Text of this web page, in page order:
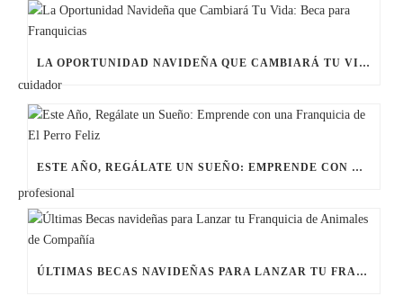
LA OPORTUNIDAD NAVIDEÑA QUE CAMBIARÁ TU VIDA: BECA PARA FRANQUICIAS
ESTE AÑO, REGÁLATE UN SUEÑO: EMPRENDE CON UNA FRANQUICIA DE EL PERRO FELIZ
ÚLTIMAS BECAS NAVIDEÑAS PARA LANZAR TU FRANQUICIA DE ANIMALES DE COMPAÑÍA